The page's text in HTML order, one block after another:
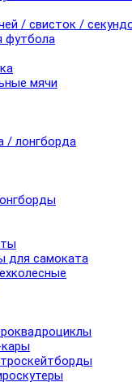
/ свисток /
футбола
мячи
/ лонгборда
для самоката